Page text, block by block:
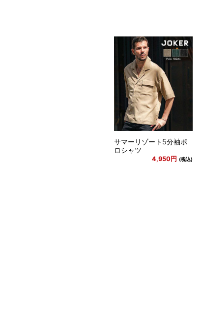
サマーリゾート5分袖ポ
ロシャツ
4,950円 (税込)